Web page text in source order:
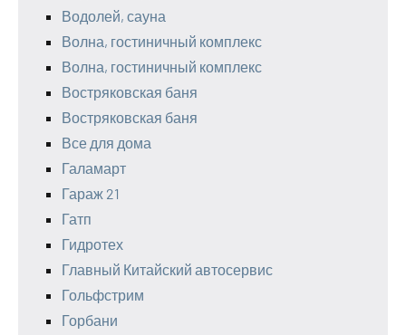
Водолей, сауна
Волна, гостиничный комплекс
Волна, гостиничный комплекс
Востряковская баня
Востряковская баня
Все для дома
Галамарт
Гараж 21
Гатп
Гидротех
Главный Китайский автосервис
Гольфстрим
Горбани